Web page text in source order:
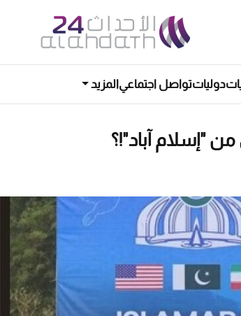
دولياتتواصل اجتماعيالمزيد